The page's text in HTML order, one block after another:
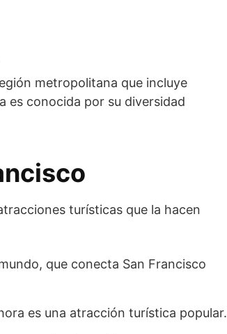
metropolitana que incluye
es conocida por su diversidad
turísticas que la hacen
que conecta San Francisco
es una atracción turística popular.